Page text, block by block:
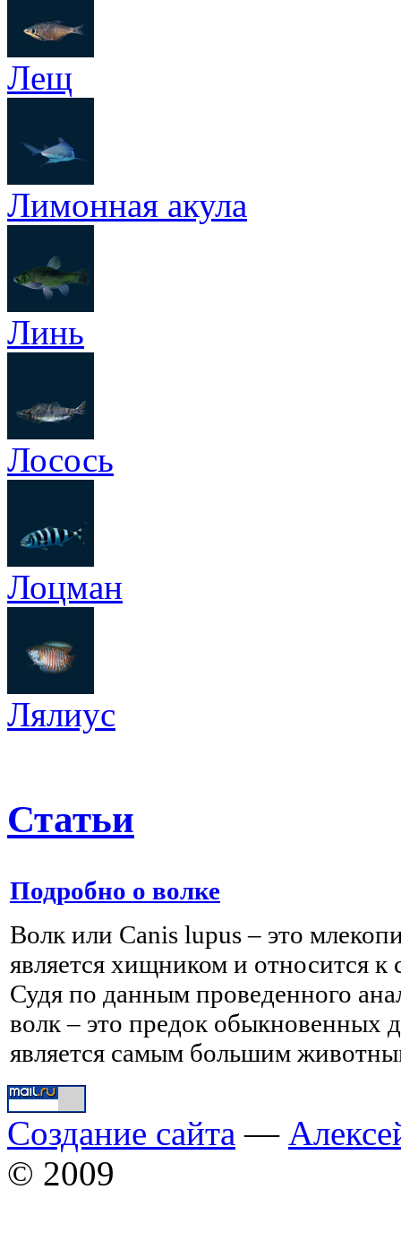
Лещ
Лимонная акула
Линь
Лосось
Лоцман
Лялиус
Статьи
Подробно о волке
Волк или Canis lupus – это
является хищником и относится к
Судя по данным проведенного
волк – это предок обыкновенных
является самым большим
Создание сайта —
© 2009